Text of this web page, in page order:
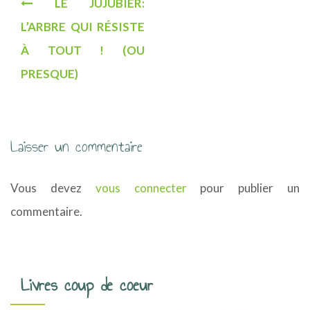
t
i
o
LE JUJUBIER:
L’ARBRE QUI RÉSISTE
À TOUT ! (OU
PRESQUE)
Laisser un commentaire
Vous devez vous connecterpour publier un
commentaire.
Livres coup de coeur